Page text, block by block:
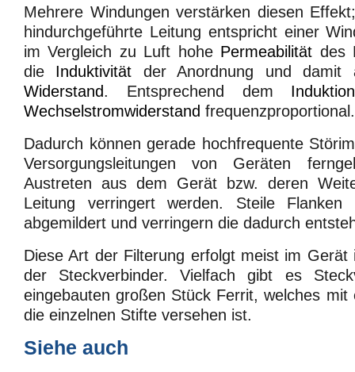
Mehrere Windungen verstärken diesen
hindurchgeführte Leitung entspricht einer
im Vergleich zu Luft hohe Permeabilität des
die Induktivität der Anordnung und
Widerstand. Entsprechend dem
Wechselstromwiderstand frequenzproportional.
Dadurch können gerade hochfrequente
Versorgungsleitungen von Geräten
Austreten aus dem Gerät bzw. deren
Leitung verringert werden. Steile Flanken
abgemildert und verringern die dadurch
Diese Art der Filterung erfolgt meist im Gerät
der Steckverbinder. Vielfach gibt es
eingebauten großen Stück Ferrit, welches mit
die einzelnen Stifte versehen ist.
Siehe auch